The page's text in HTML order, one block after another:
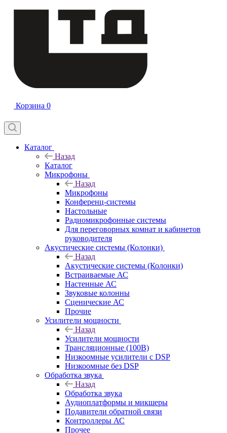
Корзина 0
Каталог
Назад
Каталог
Микрофоны
Назад
Микрофоны
Конференц-системы
Настольные
Радиомикрофонные системы
Для переговорных комнат и кабинетов
руководителя
Акустические системы (Колонки)
Назад
Акустические системы (Колонки)
Встраиваемые АС
Настенные АС
Звуковые колонны
Сценические АС
Прочие
Усилители мощности
Назад
Усилители мощности
Трансляционные (100В)
Низкоомные усилители с DSP
Низкоомные без DSP
Обработка звука
Назад
Обработка звука
Аудиоплатформы и микшеры
Подавители обратной связи
Контроллеры АС
Прочее